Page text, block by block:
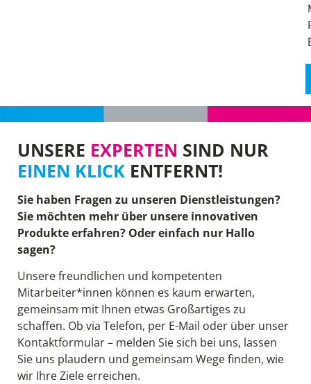
UNSERE EXPERTEN SIND NUR
EINEN KLICK ENTFERNT!
Sie haben Fragen zu unseren Dienstleistungen?
Sie möchten mehr über unsere innovativen
Produkte erfahren? Oder einfach nur Hallo
sagen?
Unsere freundlichen und kompetenten
Mitarbeiter*innen können es kaum erwarten,
gemeinsam mit Ihnen etwas Großartiges zu
schaffen. Ob via Telefon, per E-Mail oder über unser
Kontaktformular – melden Sie sich bei uns, lassen
Sie uns plaudern und gemeinsam Wege finden, wie
wir Ihre Ziele erreichen.